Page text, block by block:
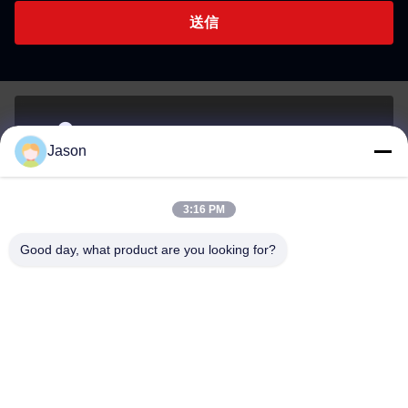
送信
アドレス
メール
youtongsales@gmail.com
Jason
3:16 PM
Good day, what product are you looking for?